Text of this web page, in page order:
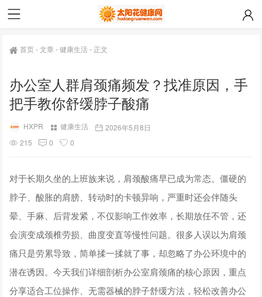
首页-文章-健康生活- 正文
办公室人群肩颈痛频发？找准原因，手
把手教你舒缓脖子酸痛
HXPR 健康生活
2026年5月8日
215
0 0
对于长期久坐的上班族来说，肩颈酸痛早已成为常态。僵硬的
脖子、酸胀的肩膀、转动时的卡顿异响，严重时还会伴随头
晕、手麻、后背发紧，不仅影响工作效率，长期放任不管，还
会演变成颈椎劳损、曲度变直等慢性问题。很多人误以为肩颈
痛只是劳累导致，简单揉一揉就了事，却忽略了办公环境中的
潜在诱因。今天我们详细剖析办公室肩颈痛的核心原因，重点
分享适合工位操作、无需器械的脖子舒缓方法，轻松改善办公